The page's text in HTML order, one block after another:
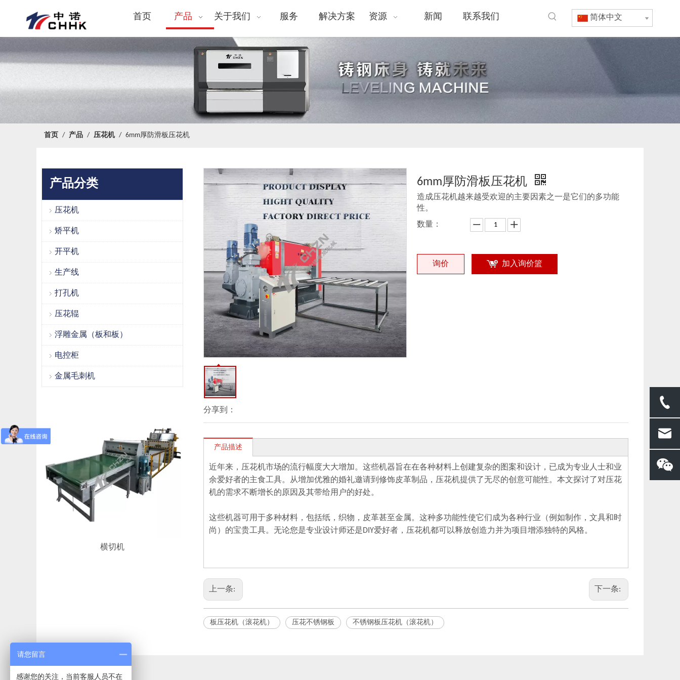
首页 产品 关于我们 服务 解决方案 资源 新闻 联系我们 简体中文
首页 / 产品 / 压花机 / 6mm厚防滑板压花机
产品分类
压花机
矫平机
开平机
生产线
打孔机
压花辊
浮雕金属（板和板）
电控柜
金属毛刺机
横切机
压花辊
分享到：
6mm厚防滑板压花机
造成压花机越来越受欢迎的主要因素之一是它们的多功能
性。
数量：
询价 加入询价篮
产品描述
近年来，压花机市场的流行幅度大大增加。这些机器旨在在各种材料上创建复杂的图案和设计，已成为专业人士和业
余爱好者的主食工具。从增加优雅的婚礼邀请到修饰皮革制品，压花机提供了无尽的创意可能性。本文探讨了对压花
机的需求不断增长的原因及其带给用户的好处。
这些机器可用于多种材料，包括纸，织物，皮革甚至金属。这种多功能性使它们成为各种行业（例如制作，文具和时
尚）的宝贵工具。无论您是专业设计师还是DIY爱好者，压花机都可以释放创造力并为项目增添独特的风格。
上一条: 下一条:
板压花机（滚花机） 压花不锈钢板 不锈钢板压花机（滚花机）
请您留言
感谢您的关注，当前客服人员不在